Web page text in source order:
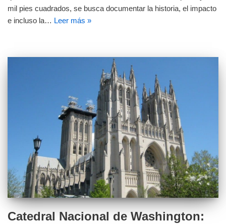
mil pies cuadrados, se busca documentar la historia, el impacto
e incluso la… Leer más »
Catedral Nacional de Washington: